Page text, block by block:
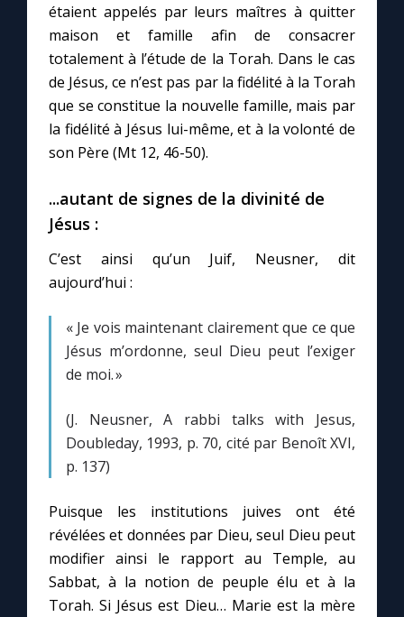
étaient appelés par leurs maîtres à quitter
maison et famille afin de consacrer
totalement à l’étude de la Torah. Dans le cas
de Jésus, ce n’est pas par la fidélité à la Torah
que se constitue la nouvelle famille, mais par
la fidélité à Jésus lui-même, et à la volonté de
son Père (Mt 12, 46-50).
...autant de signes de la divinité de
Jésus :
C’est ainsi qu’un Juif, Neusner, dit
aujourd’hui :
« Je vois maintenant clairement que ce que
Jésus m’ordonne, seul Dieu peut l’exiger
de moi. »
(J. Neusner, A rabbi talks with Jesus,
Doubleday, 1993, p. 70, cité par Benoît XVI,
p. 137)
Puisque les institutions juives ont été
révélées et données par Dieu, seul Dieu peut
modifier ainsi le rapport au Temple, au
Sabbat, à la notion de peuple élu et à la
Torah. Si Jésus est Dieu… Marie est la mère